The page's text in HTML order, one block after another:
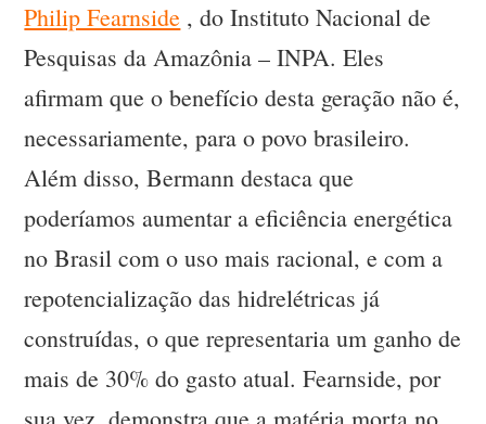
Philip Fearnside , do Instituto Nacional de
Pesquisas da Amazônia – INPA. Eles
afirmam que o benefício desta geração não é,
necessariamente, para o povo brasileiro.
Além disso, Bermann destaca que
poderíamos aumentar a eficiência energética
no Brasil com o uso mais racional, e com a
repotencialização das hidrelétricas já
construídas, o que representaria um ganho de
mais de 30% do gasto atual. Fearnside, por